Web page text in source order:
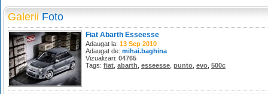
Galerii Foto
Fiat Abarth Esseesse
Adaugat la: 13 Sep 2010
Adaugat de: mihai.baghina
Vizualizari: 04765
Tags: fiat abarth esseesse punto evo 500c